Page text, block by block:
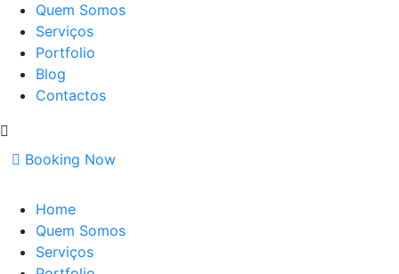
Quem Somos
Serviços
Portfolio
Blog
Contactos
Booking Now
Home
Quem Somos
Serviços